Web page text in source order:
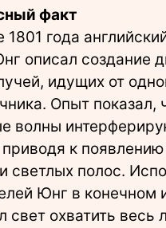
факт
1801 года
описал создание
идущих от
Опыт показал,
волны
к появлению
светлых полос.
Юнг в конечном
свет охватить весь